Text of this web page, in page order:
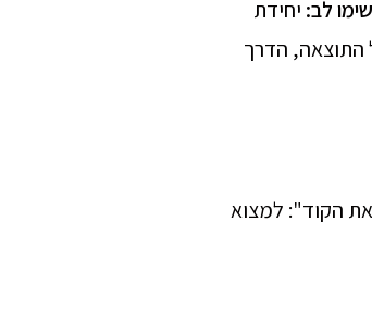
לב: יחידת
התוצאה, הדרך
הקוד": למצוא